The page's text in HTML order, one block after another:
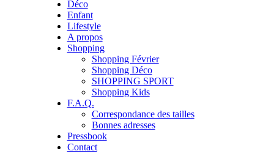
Déco
Enfant
Lifestyle
A propos
Shopping
Shopping Février
Shopping Déco
SHOPPING SPORT
Shopping Kids
F.A.Q.
Correspondance des tailles
Bonnes adresses
Pressbook
Contact